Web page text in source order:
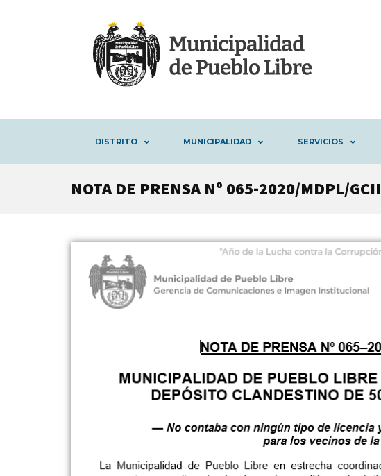
DISTRITO MUNICIPALIDAD SERVICIOS
NOTA DE PRENSA Nº 065-2020/MDPL/GCII